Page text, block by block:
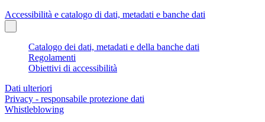
Accessibilità e catalogo di dati, metadati e banche dati
Catalogo dei dati, metadati e della banche dati
Regolamenti
Obiettivi di accessibilità
Dati ulteriori
Privacy - responsabile protezione dati
Whistleblowing